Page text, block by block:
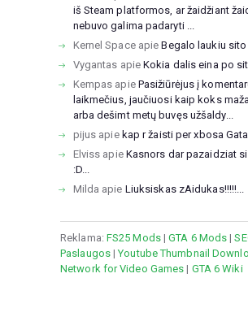
iš Steam platformos, ar žaidžiant
nebuvo galima padaryti ...
Kernel SpaceapieBegalo laukiu
Vygantas apieKokia dalis eina po
Kempas apie Pasižiūrėjus į
laikmečius, jaučiuosi kaip koks
arba dešimt metų buvęs užšaldy...
pijus apie kap r žaisti per xbosa
Elviss apie Kasnors dar pazaidziat
:D...
Milda apie Liuksiskas zAidukas!!!!!...
Reklama: FS25 Mods|GTA 6 Mods |
Paslaugos|Youtube Thumbnail
Network for Video Games | GTA 6 Wiki